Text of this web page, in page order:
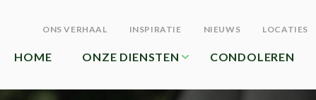
ONS VERHAAL INSPIRATIE NIEUWS LOCATIES
HOME ONZE DIENSTEN CONDOLEREN